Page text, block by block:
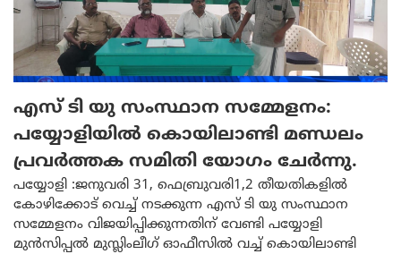
​എസ് ടി യു സംസ്ഥാന സമ്മേളനം:
പയ്യോളിയിൽ കൊയിലാണ്ടി മണ്ഡലം
പ്രവർത്തക സമിതി യോഗം ചേർന്നു.
പയ്യോളി :ജനുവരി 31, ഫെബ്രുവരി1,2 തീയതികളിൽ
കോഴിക്കോട് വെച്ച് നടക്കുന്ന എസ് ടി യു സംസ്ഥാന
സമ്മേളനം വിജയിപ്പിക്കുന്നതിന് വേണ്ടി പയ്യോളി
മുൻസിപ്പൽ മുസ്ലിംലീഗ് ഓഫീസിൽ വച്ച് കൊയിലാണ്ടി